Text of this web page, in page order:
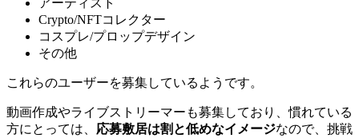
アーティスト
Crypto/NFTコレクター
コスプレ/プロップデザイン
その他
これらのユーザーを募集しているようです。
動画作成やライブストリーマーも募集しており、慣れている
方にとっては、 応募敷居は割と低めなイメージなので、挑戦